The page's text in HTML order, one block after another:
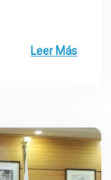
Leer Más